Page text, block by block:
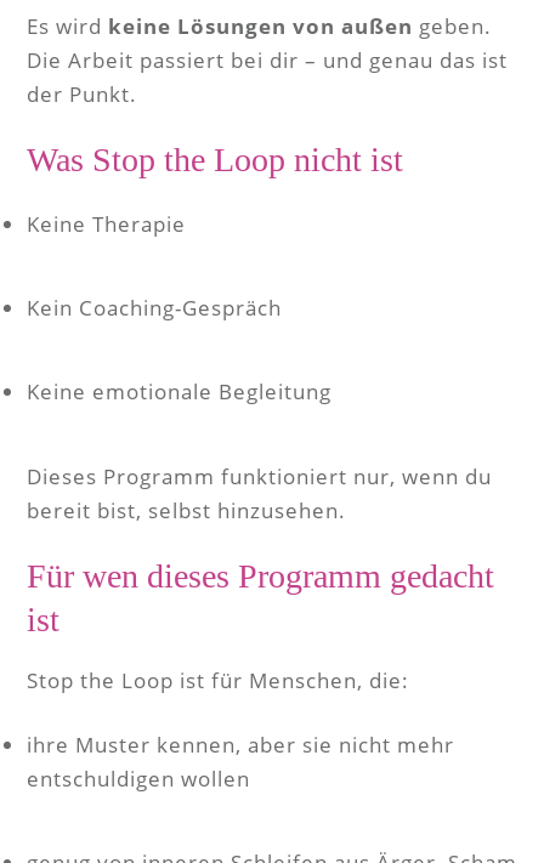
Es wird keine Lösungen von außen geben.
Die Arbeit passiert bei dir – und genau das ist
der Punkt.
Was Stop the Loop nicht ist
Keine Therapie
Kein Coaching-Gespräch
Keine emotionale Begleitung
Dieses Programm funktioniert nur, wenn du
bereit bist, selbst hinzusehen.
Für wen dieses Programm gedacht
ist
Stop the Loop ist für Menschen, die:
ihre Muster kennen, aber sie nicht mehr
entschuldigen wollen